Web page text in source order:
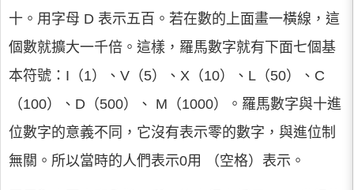
十。用字母 D 表示五百。若在數的上面畫一橫線，這
個數就擴大一千倍。這樣，羅馬數字就有下面七個基
本符號：I（1）、V（5）、X（10）、L（50）、C
（100）、D（500）、 M（1000）。羅馬數字與十進
位數字的意義不同，它沒有表示零的數字，與進位制
無關。所以當時的人們表示0用 （空格）表示。